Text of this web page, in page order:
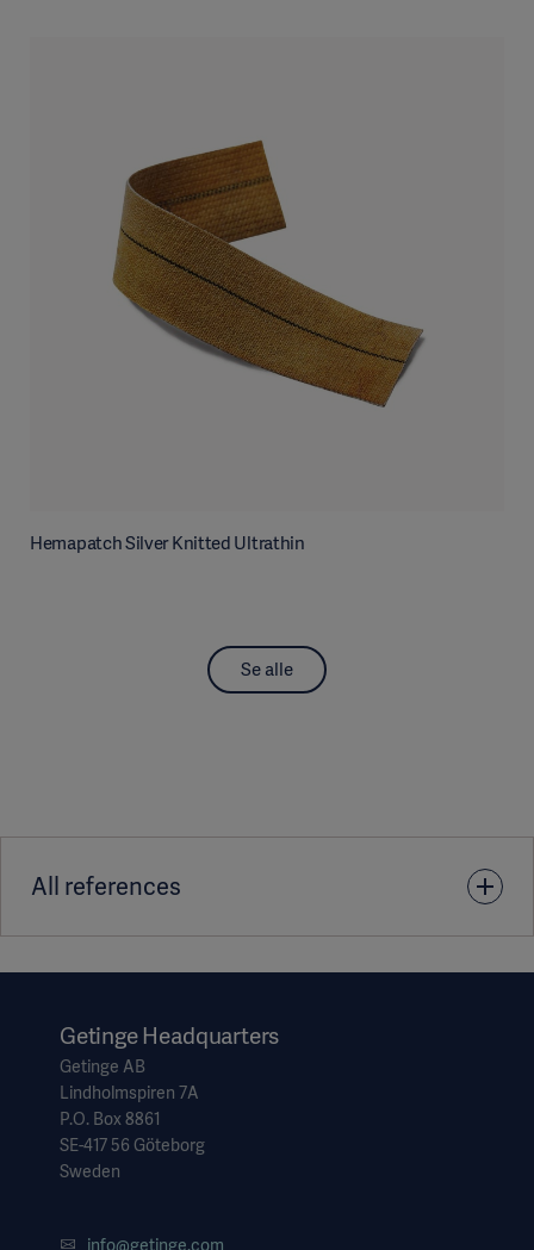
Hemapatch Silver Knitted Ultrathin
Se alle
All references
1. Data on file
Getinge Headquarters
Getinge AB
Lindholmspiren 7A
P.O. Box 8861
SE-417 56 Göteborg
Sweden
info@getinge.com